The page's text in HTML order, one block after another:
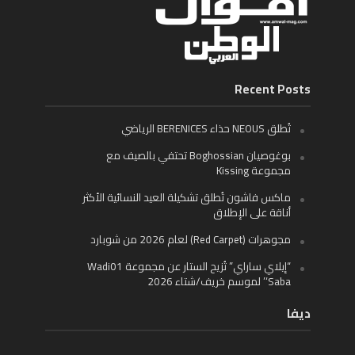
Recent Posts
تُطلق NEOUS حذاء BERENICES الرياضي
بوغوصيان Boghossian تحتفي بالصيف مع
مجموعة Kissing
ماكس فاشون تُطلق تشكيلة العيد النسائية الأكثر
أناقة على الإطلاق
مجوهرات (Red Carpet) لعام 2026 من شوبارد
“إيلاي ساراي” تُزيح الستار عن مجموعة Wadi01
‘Saba’ لموسم خريف/شتاء 2026
ديفا